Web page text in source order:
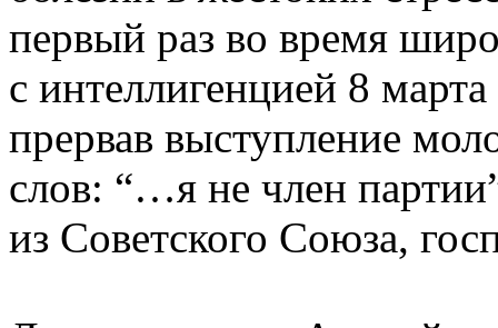
первый раз во время
с интеллигенцией 8
прервав выступление
слов: “…я не член
из Советского Союза,